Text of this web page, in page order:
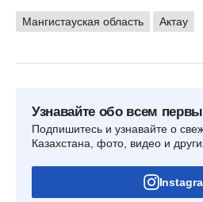
Мангистауская область Актау
Узнавайте обо всем
Подпишитесь и узнавайте о
Казахстана, фото, видео и